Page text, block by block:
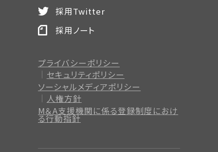
プライバシーポリシー
セキュリティポリシー
ソーシャルメディアポリシー
人権方針
M＆A支援機関に係る登録制度におけ
る行動指針
採用Twitter
採用ノート